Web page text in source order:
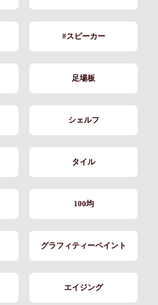
#スピーカー
足場板
シェルフ
タイル
100均
グラフィティーペイント
エイジング